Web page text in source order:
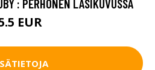
: PERHONEN LASIKUVUSSA
EUR